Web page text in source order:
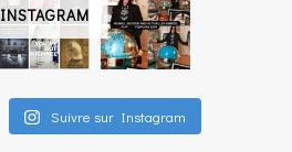
INSTAGRAM
Suivre sur Instagram